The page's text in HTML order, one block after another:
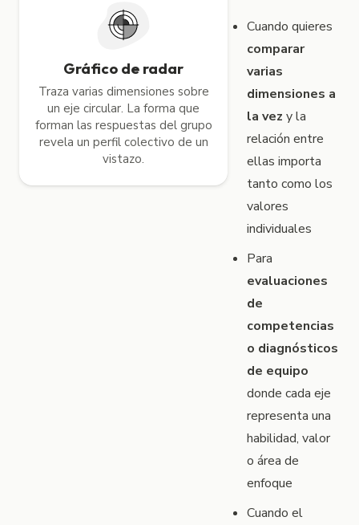
Gráfico de radar
Traza varias dimensiones sobre
un eje circular. La forma que
forman las respuestas del grupo
revela un perfil colectivo de un
vistazo.
Cuando quieres
comparar
varias
dimensiones a
la vez y la
relación entre
ellas importa
tanto como los
valores
individuales
Para
evaluaciones
de
competencias
o diagnósticos
de equipo
donde cada eje
representa una
habilidad, valor
o área de
enfoque
Cuando el